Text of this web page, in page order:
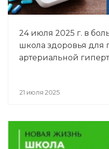
24 июля 2025 г. в
школа здоровья для
артериальной
21 июля 2025